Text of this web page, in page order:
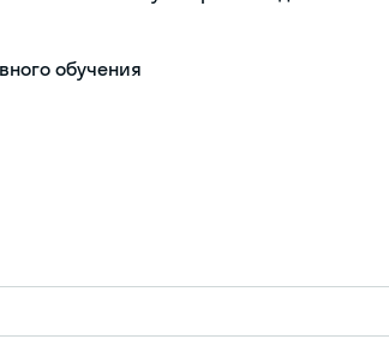
обучения